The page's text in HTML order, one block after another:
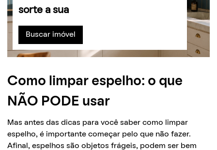
sorte a sua
Buscar imóvel
Como limpar espelho: o que
NÃO PODE usar
Mas antes das dicas para você saber como limpar
espelho, é importante começar pelo que não fazer.
Afinal, espelhos são objetos frágeis, podem ser bem